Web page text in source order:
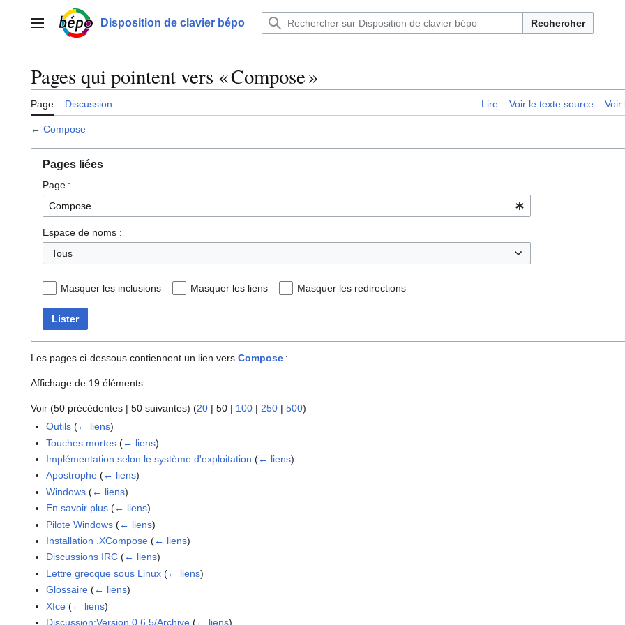
contenuMenu principalDisposition de clavier bépo Rechercher
Pages qui pointent vers « Compose »
Page Discussion Lire Voir le texte source Voir
← Compose
Pages liées
Page :
Espace de noms :
Tous
Masquer les inclusions Masquer les liens Masquer les redirections
Lister
Les pages ci-dessous contiennent un lien vers Compose :
Affichage de 19 éléments.
Voir (50 précédentes | 50 suivantes) (20 | 50 | 100 | 250 | 500)
Outils (← liens)
Touches mortes (← liens)
Implémentation selon le système d'exploitation (← liens)
Apostrophe (← liens)
Windows (← liens)
En savoir plus (← liens)
Pilote Windows (← liens)
Installation .XCompose (← liens)
Discussions IRC (← liens)
Lettre grecque sous Linux (← liens)
Glossaire (← liens)
Xfce (← liens)
Discussion:Version 0.6.5/Archive (← liens)